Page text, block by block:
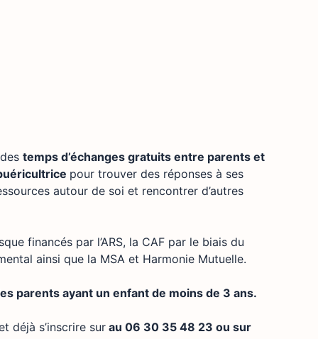
temps d’échanges gratuits entre parents et
pour trouver des réponses à ses
autour de soi et rencontrer d’autres
financés par l’ARS, la CAF par le biais du
ainsi que la MSA et Harmonie Mutuelle.
parents ayant un enfant de moins de 3 ans.
déjà s’inscrire surau 06 30 35 48 23 ou sur